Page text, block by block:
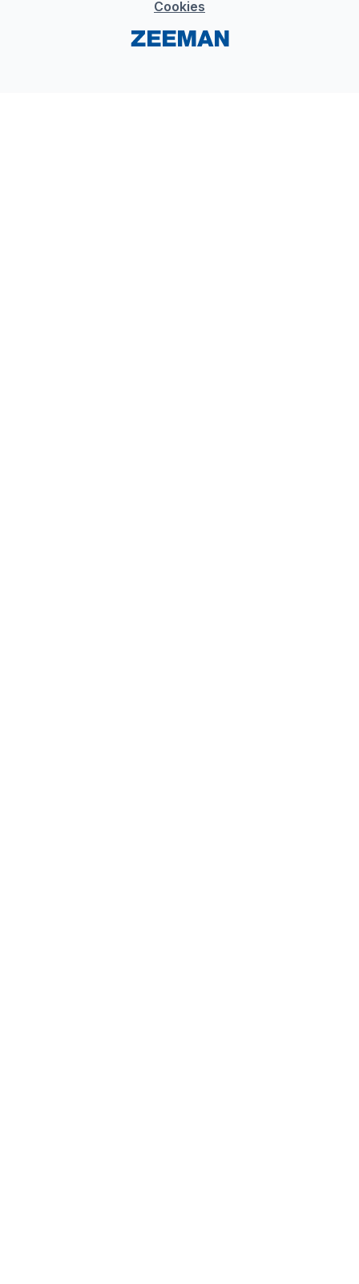
Cookies